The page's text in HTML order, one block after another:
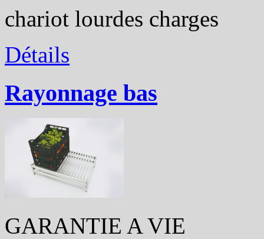
chariot lourdes charges
Détails
Rayonnage bas
GARANTIE A VIE